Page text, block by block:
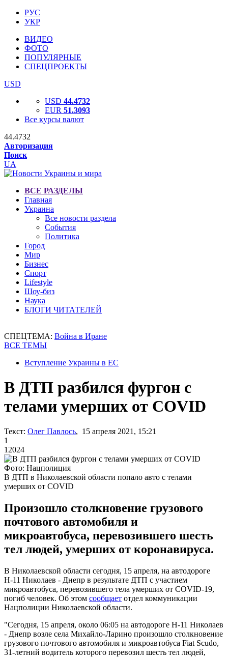
РУС
УКР
ВИДЕО
ФОТО
ПОПУЛЯРНЫЕ
СПЕЦПРОЕКТЫ
USD
USD 44.4732
EUR 51.3093
Все курсы валют
44.4732
Авторизация
Поиск
UA
ВСЕ РАЗДЕЛЫ
Главная
Украина
Все новости раздела
События
Политика
Город
Мир
Бизнес
Спорт
Lifestyle
Шоу-биз
Наука
БЛОГИ ЧИТАТЕЛЕЙ
СПЕЦТЕМА: Война в Иране
ВСЕ ТЕМЫ
Вступление Украины в ЕС
В ДТП разбился фургон с
телами умерших от COVID
Текст: Олег Павлось, 15 апреля 2021, 15:21
1
12024
Фото: Нацполиция
В ДТП в Николаевской области попало авто с телами
умерших от COVID
Произошло столкновение грузового
почтового автомобиля и
микроавтобуса, перевозившего шесть
тел людей, умерших от коронавируса.
В Николаевской области сегодня, 15 апреля, на автодороге
Н-11 Николаев - Днепр в результате ДТП с участием
микроавтобуса, перевозившего тела умерших от COVID-19,
погиб человек. Об этом сообщает отдел коммуникации
Нацполиции Николаевской области.
"Сегодня, 15 апреля, около 06:05 на автодороге Н-11 Николаев
- Днепр возле села Михайло-Ларино произошло столкновение
грузового почтового автомобиля и микроавтобуса Fiat Scudo,
31-летний водитель которого перевозил шесть тел людей,